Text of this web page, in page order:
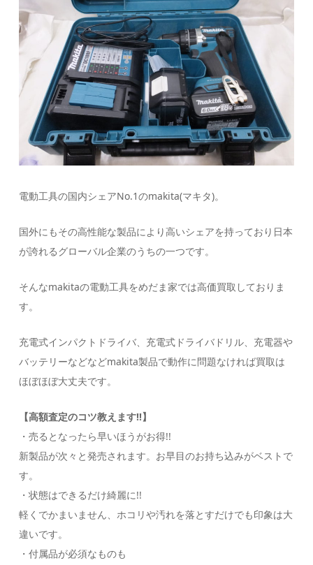
電動工具の国内シェアNo.1のmakita(マキタ)。
国外にもその高性能な製品により高いシェアを持っており日本
が誇れるグローバル企業のうちの一つです。
そんなmakitaの電動工具をめだま家では高価買取しておりま
す。
充電式インパクトドライバ、充電式ドライバドリル、充電器や
バッテリーなどなどmakita製品で動作に問題なければ買取は
ほぼほぼ大丈夫です。
【高額査定のコツ教えます!!】
・売るとなったら早いほうがお得!!
新製品が次々と発売されます。お早目のお持ち込みがベストで
す。
・状態はできるだけ綺麗に!!
軽くでかまいません、ホコリや汚れを落とすだけでも印象は大
違いです。
・付属品が必須なものも